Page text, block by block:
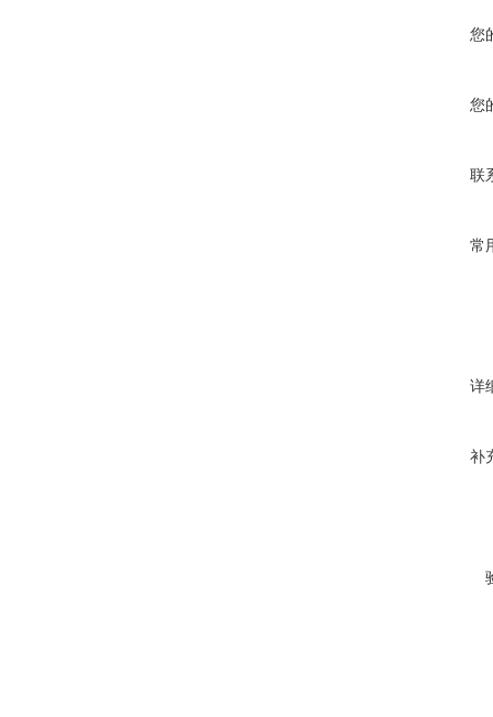
您
您
联
常
详
补